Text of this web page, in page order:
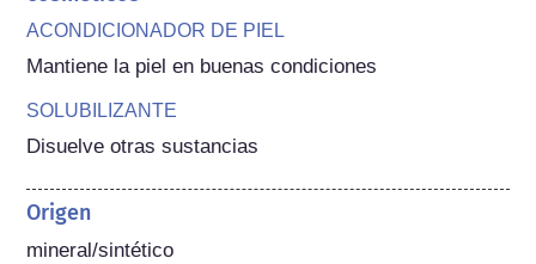
ACONDICIONADOR DE PIEL
Mantiene la piel en buenas condiciones
SOLUBILIZANTE
Disuelve otras sustancias
Origen
mineral/sintético